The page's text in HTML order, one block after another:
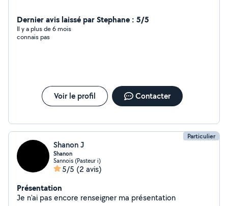
Dernier avis laissé par Stephane : 5/5
Il y a plus de 6 mois
connais pas
Voir le profil Contacter
Particulier
Shanon J
Shanon
Sannois (Pasteur i)
5/5 (2 avis)
Présentation
Je n'ai pas encore renseigner ma présentation